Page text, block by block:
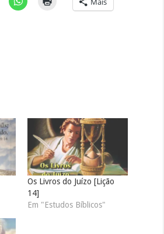
Os Livros do Juízo [Lição
14]
Em "Estudos Bíblicos"